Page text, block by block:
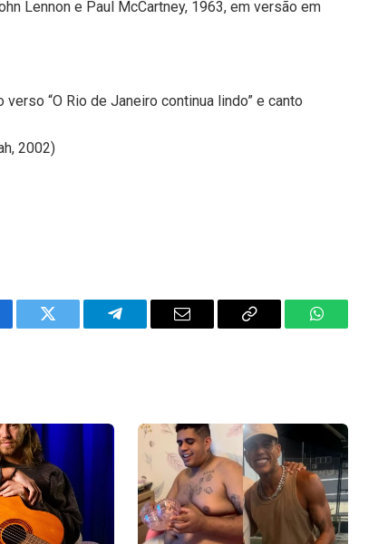
Lennon e Paul McCartney, 1963, em versão em
“O Rio de Janeiro continua lindo” e canto
2002)
Twitter Telegram Email
Copy
WhatsApp